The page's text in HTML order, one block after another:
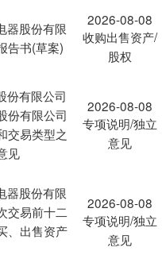
器股份有限
告书(草案)
2026-08-08
收购出售资产/
股权
份有限公司
份有限公司
交易类型之
见
2026-08-08
专项说明/独立
意见
器股份有限
交易前十二
、出售资产
2026-08-08
专项说明/独立
意见